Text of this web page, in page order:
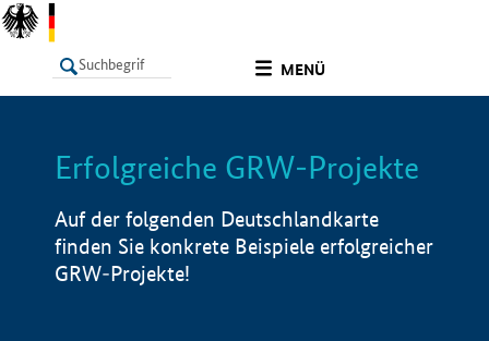
MENÜ
LISTE Info
Erfolgreiche GRW-Projekte
Auf der folgenden Deutschlandkarte
finden Sie konkrete Beispiele erfolgreicher
GRW-Projekte!